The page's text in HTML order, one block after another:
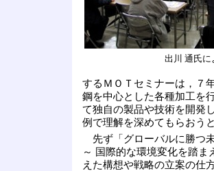
出川 通氏に
するＭＯＴセミナーは，７
鋼を中心とした各種加工を
て独自の製品や技術を開発
例で理解を深めてもらおう
先ず「グローバルに勝つ
～ 国際的な環境変化を踏
えた構想や戦略の立案の仕